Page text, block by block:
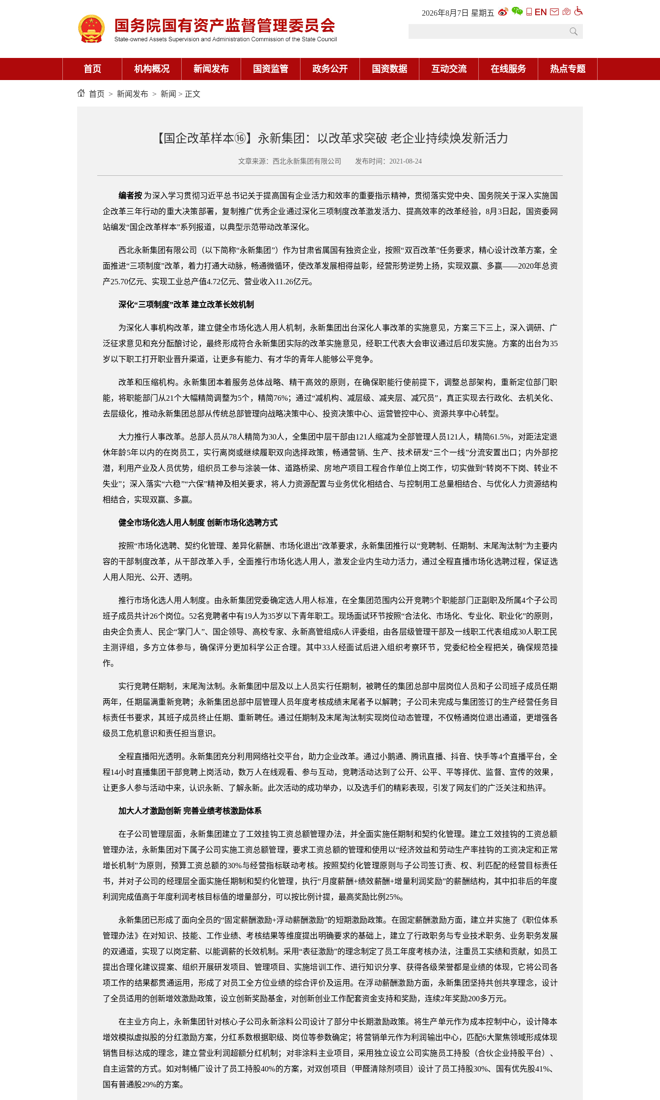
2026年8月7日 星期五
首页 机构概况 新闻发布 国资监管 政务公开 国资数据 互动交流 在线服务 热点专题
首页 > 新闻发布 > 新闻 > 正文
【国企改革样本⑯】永新集团：以改革求突破 老企业持续焕发新活力
文章来源：西北永新集团有限公司 发布时间：2021-08-24
编者按 为深入学习贯彻习近平总书记关于提高国有企业活力和效率的重要指示精神，贯彻落实党中央、国务院关于深入实施国
企改革三年行动的重大决策部署，复制推广优秀企业通过深化三项制度改革激发活力、提高效率的改革经验，8月3日起，国资委网
站编发“国企改革样本”系列报道，以典型示范带动改革深化。
西北永新集团有限公司（以下简称“永新集团”）作为甘肃省属国有独资企业，按照“双百改革”任务要求，精心设计改革方案，全
面推进“三项制度”改革，着力打通大动脉，畅通微循环，使改革发展相得益彰，经营形势逆势上扬，实现双赢、多赢——2020年总资
产25.70亿元、实现工业总产值4.72亿元、营业收入11.26亿元。
深化“三项制度”改革 建立改革长效机制
为深化人事机构改革，建立健全市场化选人用人机制，永新集团出台深化人事改革的实施意见，方案三下三上，深入调研、广
泛征求意见和充分酝酿讨论，最终形成符合永新集团实际的改革实施意见，经职工代表大会审议通过后印发实施。方案的出台为35
岁以下职工打开职业晋升渠道，让更多有能力、有才华的青年人能够公平竞争。
改革和压缩机构。永新集团本着服务总体战略、精干高效的原则，在确保职能行使前提下，调整总部架构，重新定位部门职
能，将职能部门从21个大幅精简调整为5个，精简76%；通过“减机构、减层级、减夹层、减冗员”，真正实现去行政化、去机关化、
去层级化，推动永新集团总部从传统总部管理向战略决策中心、投资决策中心、运营管控中心、资源共享中心转型。
大力推行人事改革。总部人员从78人精简为30人，全集团中层干部由121人缩减为全部管理人员121人，精简61.5%，对距法定退
休年龄5年以内的在岗员工，实行离岗或继续履职双向选择政策，畅通营销、生产、技术研发“三个一线”分流安置出口；内外部挖
潜，利用产业及人员优势，组织员工参与涂装一体、道路桥梁、房地产项目工程合作单位上岗工作，切实做到“转岗不下岗、转业不
失业”；深入落实“六稳”“六保”精神及相关要求，将人力资源配置与业务优化相结合、与控制用工总量相结合、与优化人力资源结构
相结合，实现双赢、多赢。
健全市场化选人用人制度 创新市场化选聘方式
按照“市场化选聘、契约化管理、差异化薪酬、市场化退出”改革要求，永新集团推行以“竞聘制、任期制、末尾淘汰制”为主要内
容的干部制度改革，从干部改革入手，全面推行市场化选人用人，激发企业内生动力活力，通过全程直播市场化选聘过程，保证选
人用人阳光、公开、透明。
推行市场化选人用人制度。由永新集团党委确定选人用人标准，在全集团范围内公开竞聘5个职能部门正副职及所属4个子公司
班子成员共计26个岗位。52名竞聘者中有19人为35岁以下青年职工。现场面试环节按照“合法化、市场化、专业化、职业化”的原则，
由央企负责人、民企“掌门人”、国企领导、高校专家、永新高管组成6人评委组，由各层级管理干部及一线职工代表组成30人职工民
主测评组，多方立体参与，确保评分更加科学公正合理。其中33人经面试后进入组织考察环节，党委纪检全程把关，确保规范操
作。
实行竞聘任期制，末尾淘汰制。永新集团中层及以上人员实行任期制，被聘任的集团总部中层岗位人员和子公司班子成员任期
两年，任期届满重新竞聘；永新集团总部中层管理人员年度考核成绩末尾者予以解聘；子公司未完成与集团签订的生产经营任务目
标责任书要求，其班子成员终止任期、重新聘任。通过任期制及末尾淘汰制实现岗位动态管理，不仅畅通岗位退出通道，更增强各
级员工危机意识和责任担当意识。
全程直播阳光透明。永新集团充分利用网络社交平台，助力企业改革。通过小鹅通、腾讯直播、抖音、快手等4个直播平台，全
程14小时直播集团干部竞聘上岗活动，数万人在线观看、参与互动，竞聘活动达到了公开、公平、平等择优、监督、宣传的效果，
让更多人参与活动中来，认识永新、了解永新。此次活动的成功举办，以及选手们的精彩表现，引发了网友们的广泛关注和热评。
加大人才激励创新 完善业绩考核激励体系
在子公司管理层面，永新集团建立了工效挂钩工资总额管理办法，并全面实施任期制和契约化管理。建立工效挂钩的工资总额
管理办法，永新集团对下属子公司实施工资总额管理，要求工资总额的管理和使用以“经济效益和劳动生产率挂钩的工资决定和正常
增长机制”为原则，预算工资总额的30%与经营指标联动考核。按照契约化管理原则与子公司签订责、权、利匹配的经营目标责任
书，并对子公司的经理层全面实施任期制和契约化管理，执行“月度薪酬+绩效薪酬+增量利润奖励”的薪酬结构，其中扣非后的年度
利润完成值高于年度利润考核目标值的增量部分，可以按比例计提，最高奖励比例25%。
永新集团已形成了面向全员的“固定薪酬激励+浮动薪酬激励”的短期激励政策。在固定薪酬激励方面，建立并实施了《职位体系
管理办法》在对知识、技能、工作业绩、考核结果等维度提出明确要求的基础上，建立了行政职务与专业技术职务、业务职务发展
的双通道，实现了以岗定薪、以能调薪的长效机制。采用“表征激励”的理念制定了员工年度考核办法，注重员工实绩和贡献，如员工
提出合理化建议提案、组织开展研发项目、管理项目、实施培训工作、进行知识分享、获得各级荣誉都是业绩的体现，它将公司各
项工作的结果都贯通运用，形成了对员工全方位业绩的综合评价及运用。在浮动薪酬激励方面，永新集团坚持共创共享理念，设计
了全员适用的创新增效激励政策，设立创新奖励基金，对创新创业工作配套资金支持和奖励，连续2年奖励200多万元。
在主业方向上，永新集团针对核心子公司永新涂料公司设计了部分中长期激励政策。将生产单元作为成本控制中心，设计降本
增效模拟虚拟股的分红激励方案，分红系数根据职级、岗位等参数确定；将营销单元作为利润输出中心，匹配6大聚焦领域形成体现
销售目标达成的理念，建立营业利润超额分红机制；对非涂料主业项目，采用独立设立公司实施员工持股（合伙企业持股平台）、
自主运营的方式。如对制桶厂设计了员工持股40%的方案，对双创项目（甲醛清除剂项目）设计了员工持股30%、国有优先股41%、
国有普通股29%的方案。